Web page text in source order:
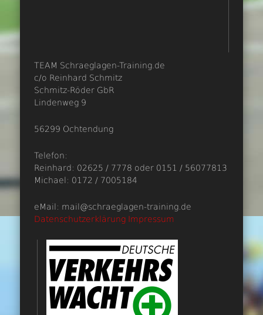
TEAM Schraeglagen-Training.de
c/o Reinhard Schmitz
Schmitz-Röder GbR
Lindenweg 9
56299 Ochtendung
Telefon:
Reinhard: 02625 / 7778 oder 0151 / 56077813
Michael: 0172 / 7005184
eMail: mail@schraeglagen-training.de
Datenschutzerklärung Impressum